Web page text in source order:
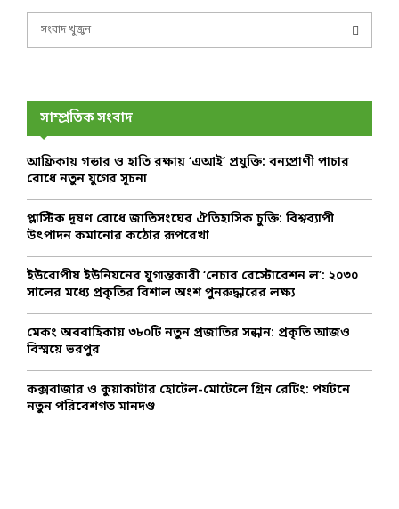
f
r
E
A
সাম্প্রতিক সংবাদ
আফ্রিকায় গন্ডার ও হাতি রক্ষায় ‘এআই’ প্রযুক্তি: বন্যপ্রাণী পাচার
রোধে নতুন যুগের সূচনা
প্লাস্টিক দূষণ রোধে জাতিসংঘের ঐতিহাসিক চুক্তি: বিশ্বব্যাপী
উৎপাদন কমানোর কঠোর রূপরেখা
ইউরোপীয় ইউনিয়নের যুগান্তকারী ‘নেচার রেস্টোরেশন ল’: ২০৩০
সালের মধ্যে প্রকৃতির বিশাল অংশ পুনরুদ্ধারের লক্ষ্য
মেকং অববাহিকায় ৩৮০টি নতুন প্রজাতির সন্ধান: প্রকৃতি আজও
বিস্ময়ে ভরপুর
কক্সবাজার ও কুয়াকাটার হোটেল-মোটেলে গ্রিন রেটিং: পর্যটনে
নতুন পরিবেশগত মানদণ্ড